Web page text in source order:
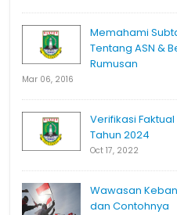
Memahami
Tentang ASN &
Rumusan
Mar 06, 2016
Verifikasi
Tahun 2024
Oct 17, 2022
Wawasan
dan Contohnya